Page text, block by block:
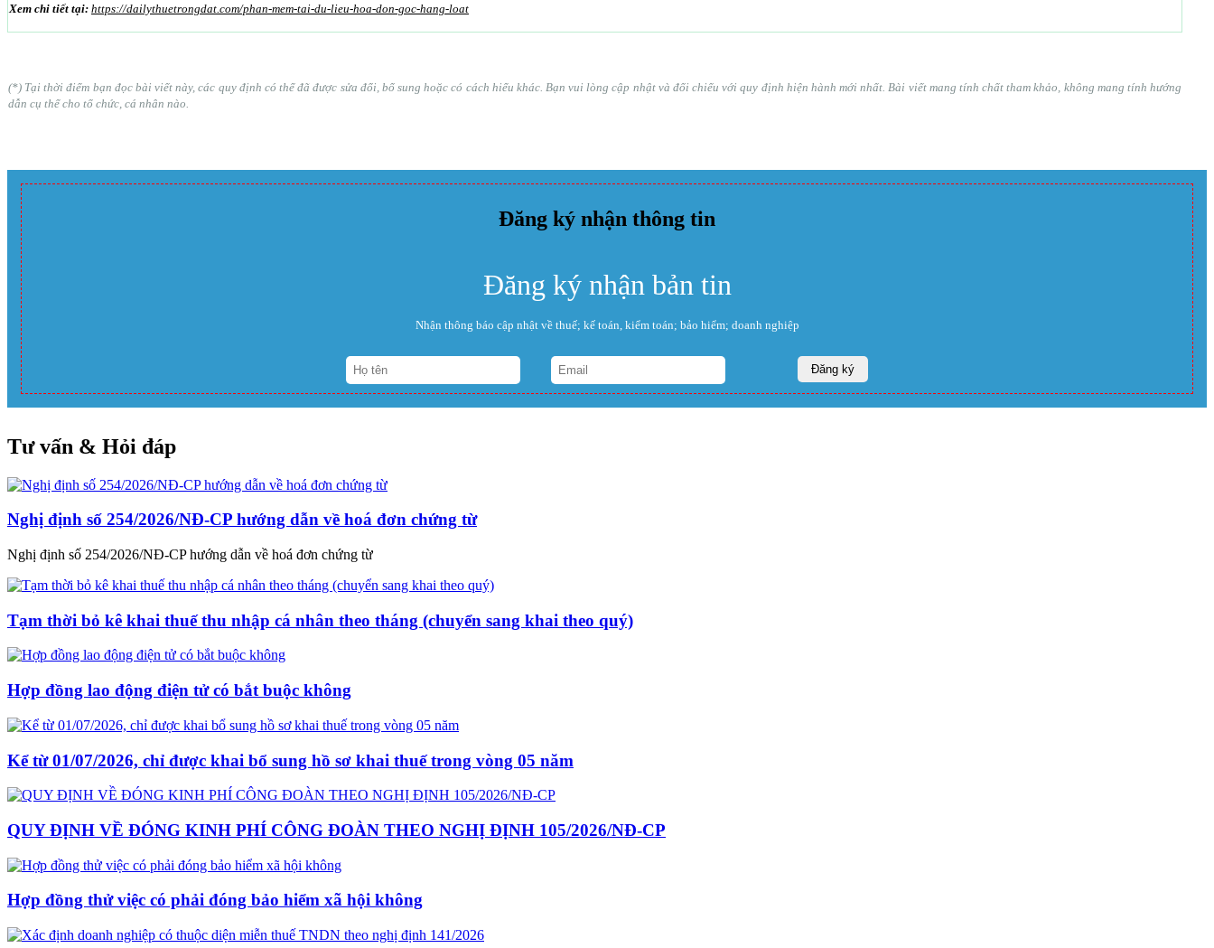
Xem chi tiết tại: https://dailythuetrongdat.com/phan-mem-tai-du-lieu-hoa-don-goc-hang-loat
(*) Tại thời điểm bạn đọc bài viết này, các quy định có thể đã được sửa đổi, bổ sung hoặc có cách hiểu khác. Bạn vui lòng cập nhật và đối chiếu với quy định hiện hành mới nhất. Bài viết mang tính chất tham khảo, không mang tính hướng
dẫn cụ thể cho tổ chức, cá nhân nào.
Đăng ký nhận thông tin
Đăng ký nhận bản tin
Nhận thông báo cập nhật về thuế; kế toán, kiểm toán; bảo hiểm; doanh nghiệp
Tư vấn & Hỏi đáp
Nghị định số 254/2026/NĐ-CP hướng dẫn về hoá đơn chứng từ
Nghị định số 254/2026/NĐ-CP hướng dẫn về hoá đơn chứng từ
Tạm thời bỏ kê khai thuế thu nhập cá nhân theo tháng (chuyển sang khai theo quý)
Hợp đồng lao động điện tử có bắt buộc không
Kể từ 01/07/2026, chỉ được khai bổ sung hồ sơ khai thuế trong vòng 05 năm
QUY ĐỊNH VỀ ĐÓNG KINH PHÍ CÔNG ĐOÀN THEO NGHỊ ĐỊNH 105/2026/NĐ-CP
Hợp đồng thử việc có phải đóng bảo hiểm xã hội không